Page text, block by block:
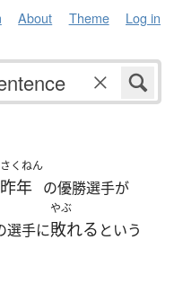
About Theme Log in
さくねん
昨年 の優勝選手が
選手に
やぶ
敗れる という